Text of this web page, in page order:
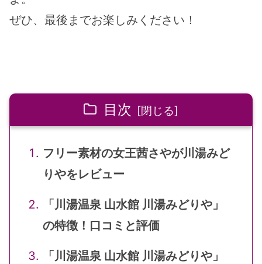
ぜひ、最後までお楽しみください！
目次
フリー素材の女王茜さやが川湯みど
りやをレビュー
「川湯温泉 山水館 川湯みどりや」
の特徴！口コミと評価
「川湯温泉 山水館 川湯みどりや」